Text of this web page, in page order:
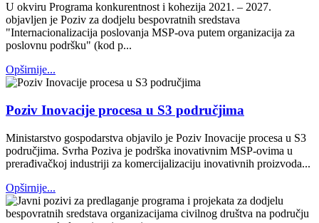
U okviru Programa konkurentnost i kohezija 2021. – 2027.
objavljen je Poziv za dodjelu bespovratnih sredstava
"Internacionalizacija poslovanja MSP-ova putem organizacija za
poslovnu podršku" (kod p...
Opširnije...
Poziv Inovacije procesa u S3 područjima
Ministarstvo gospodarstva objavilo je Poziv Inovacije procesa u S3
područjima. Svrha Poziva je podrška inovativnim MSP-ovima u
prerađivačkoj industriji za komercijalizaciju inovativnih proizvoda...
Opširnije...